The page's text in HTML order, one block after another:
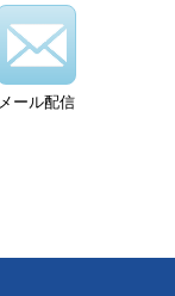
メール配信